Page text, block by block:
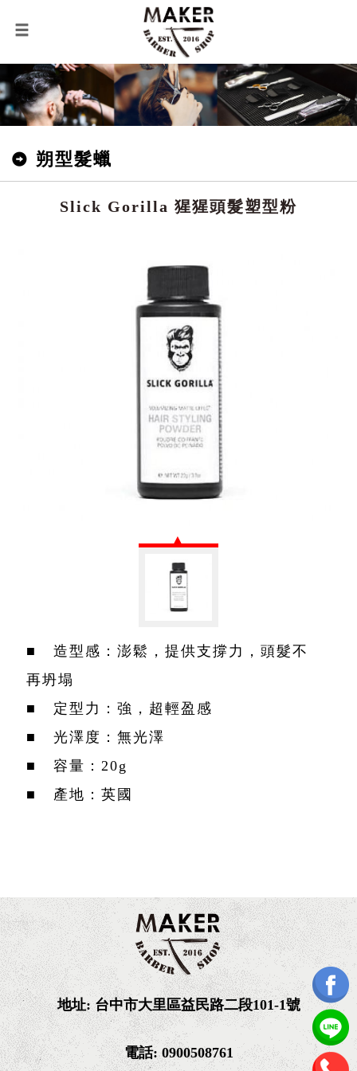
朔型髮蠟
Slick Gorilla 猩猩頭髮塑型粉
■ 造型感：澎鬆，提供支撐力，頭髮不
再坍塌
■ 定型力：強，超輕盈感
■ 光澤度：無光澤
■ 容量：20g
■ 產地：英國
地址: 台中市大里區益民路二段101-1號
電話: 0900508761